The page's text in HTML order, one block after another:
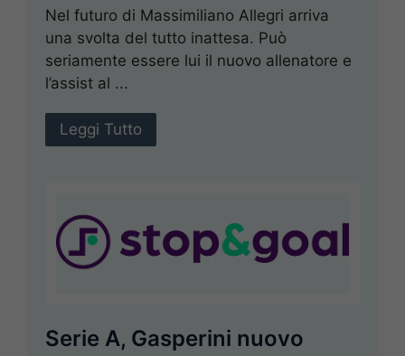
Nel futuro di Massimiliano Allegri arriva
una svolta del tutto inattesa. Può
seriamente essere lui il nuovo allenatore e
l’assist al ...
Leggi Tutto
Serie A, Gasperini nuovo